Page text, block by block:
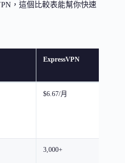
，這個比較表能幫你快速
ExpressVPN
$6.67/月
3,000+